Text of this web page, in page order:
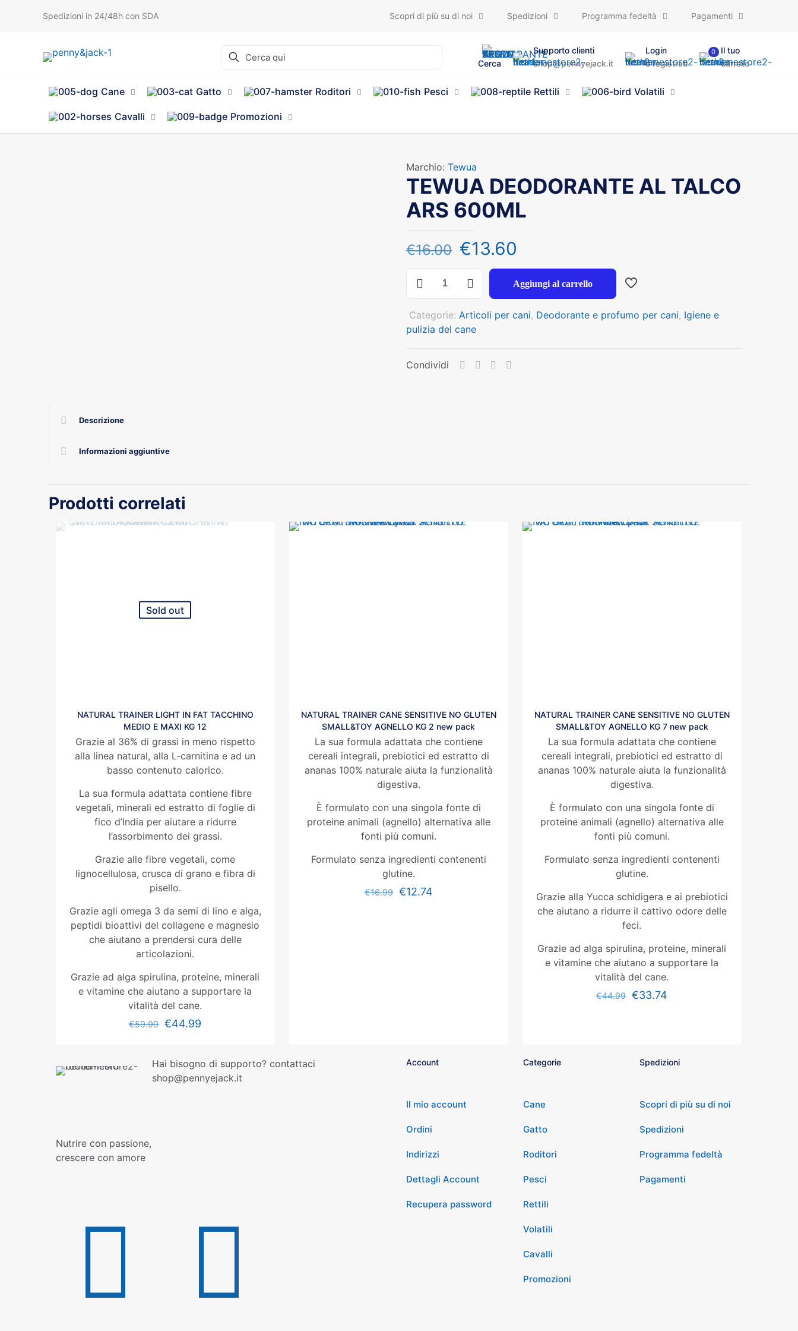
Spedizioni in 24/48h con SDA Scopri di più su di noi Spedizioni Programma fedeltà Pagamenti
Cerca
Supporto clienti
shop@pennyejack.it
Login
o registrati
0
Il tuo
carrello
Cane Gatto Roditori Pesci Rettili Volatili
Cavalli Promozioni
Marchio: Tewua
TEWUA DEODORANTE AL TALCO
ARS 600ML
€16.00 €13.60
DEODORANTE
TALCO
ARS
quantità
Aggiungi al carrello
Categorie: Articoli per cani, Deodorante e profumo per cani, Igiene e
pulizia del cane
Condividi
Descrizione
Informazioni aggiuntive
Prodotti correlati
Sold out
NATURAL TRAINER LIGHT IN FAT TACCHINO
MEDIO E MAXI KG 12
Grazie al 36% di grassi in meno rispetto
alla linea natural, alla L-carnitina e ad un
basso contenuto calorico.
La sua formula adattata contiene fibre
vegetali, minerali ed estratto di foglie di
fico d’India per aiutare a ridurre
l’assorbimento dei grassi.
Grazie alle fibre vegetali, come
lignocellulosa, crusca di grano e fibra di
pisello.
Grazie agli omega 3 da semi di lino e alga,
peptidi bioattivi del collagene e magnesio
che aiutano a prendersi cura delle
articolazioni.
Grazie ad alga spirulina, proteine, minerali
e vitamine che aiutano a supportare la
vitalità del cane.
€59.99 €44.99
NATURAL TRAINER CANE SENSITIVE NO GLUTEN
SMALL&TOY AGNELLO KG 2 new pack
La sua formula adattata che contiene
cereali integrali, prebiotici ed estratto di
ananas 100% naturale aiuta la funzionalità
digestiva.
È formulato con una singola fonte di
proteine animali (agnello) alternativa alle
fonti più comuni.
Formulato senza ingredienti contenenti
glutine.
€16.99 €12.74
NATURAL TRAINER CANE SENSITIVE NO GLUTEN
SMALL&TOY AGNELLO KG 7 new pack
La sua formula adattata che contiene
cereali integrali, prebiotici ed estratto di
ananas 100% naturale aiuta la funzionalità
digestiva.
È formulato con una singola fonte di
proteine animali (agnello) alternativa alle
fonti più comuni.
Formulato senza ingredienti contenenti
glutine.
Grazie alla Yucca schidigera e ai prebiotici
che aiutano a ridurre il cattivo odore delle
feci.
Grazie ad alga spirulina, proteine, minerali
e vitamine che aiutano a supportare la
vitalità del cane.
€44.99 €33.74
Hai bisogno di supporto? contattaci
shop@pennyejack.it
Nutrire con passione,
crescere con amore
Account
Il mio account
Ordini
Indirizzi
Dettagli Account
Recupera password
Categorie
Cane
Gatto
Roditori
Pesci
Rettili
Volatili
Cavalli
Promozioni
Spedizioni
Scopri di più su di noi
Spedizioni
Programma fedeltà
Pagamenti